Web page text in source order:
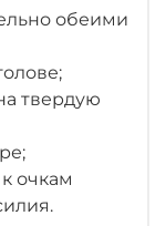
обеими
твердую
очкам